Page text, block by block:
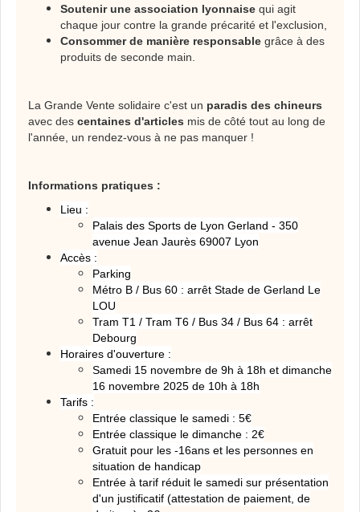
Soutenir une association lyonnaise qui agit
chaque jour contre la grande précarité et l'exclusion,
Consommer de manière responsable grâce à des
produits de seconde main.
La Grande Vente solidaire c'est un paradis des chineurs
avec des centaines d'articles mis de côté tout au long de
l'année, un rendez-vous à ne pas manquer !
Informations pratiques :
Lieu :
Palais des Sports de Lyon Gerland - 350
avenue Jean Jaurès 69007 Lyon
Accès :
Parking
Métro B / Bus 60 : arrêt Stade de Gerland Le
LOU
Tram T1 / Tram T6 / Bus 34 / Bus 64 : arrêt
Debourg
Horaires d'ouverture :
Samedi 15 novembre de 9h à 18h et dimanche
16 novembre 2025 de 10h à 18h
Tarifs :
Entrée classique le samedi : 5€
Entrée classique le dimanche : 2€
Gratuit pour les -16ans et les personnes en
situation de handicap
Entrée à tarif réduit le samedi sur présentation
d'un justificatif (attestation de paiement, de